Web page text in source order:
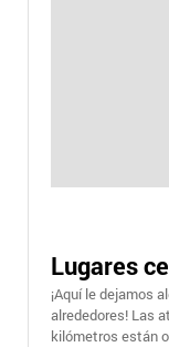
Lugares
¡Aquí le dejamos
alrededores! Las
kilómetros están